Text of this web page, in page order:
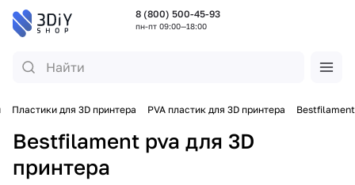
8 (800) 500-45-93
пн-пт 09:00—18:00
Пластики для 3D принтера PVA пластик для 3D принтера Bestfilament
Bestfilament pva для 3D
принтера